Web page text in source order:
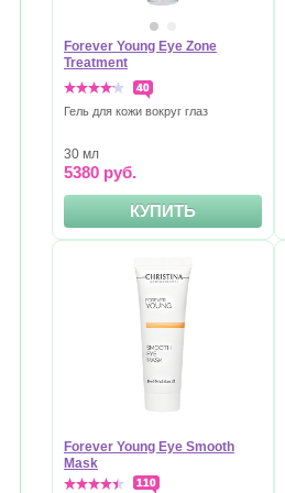
Forever Young Eye Zone
Treatment
40
Гель для кожи вокруг глаз
30 мл
5380 руб.
КУПИТЬ
Forever Young Eye Smooth
Mask
110